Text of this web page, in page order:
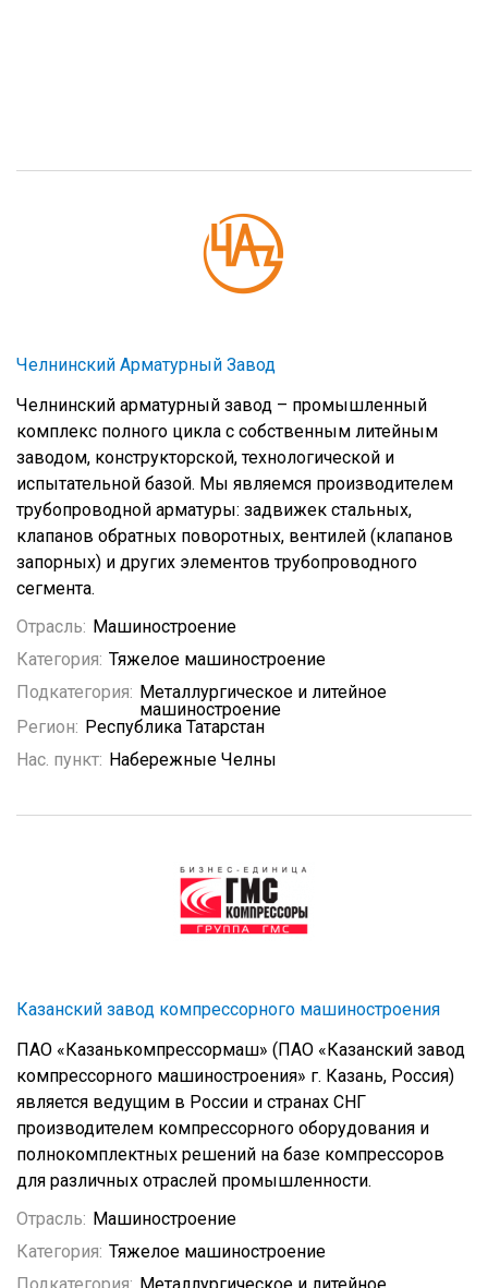
Челнинский Арматурный Завод
Челнинский арматурный завод – промышленный
комплекс полного цикла с собственным литейным
заводом, конструкторской, технологической и
испытательной базой. Мы являемся производителем
трубопроводной арматуры: задвижек стальных,
клапанов обратных поворотных, вентилей (клапанов
запорных) и других элементов трубопроводного
сегмента.
Отрасль: Машиностроение
Категория: Тяжелое машиностроение
Подкатегория: Металлургическое и литейное
машиностроение
Регион: Республика Татарстан
Нас. пункт: Набережные Челны
Казанский завод компрессорного машиностроения
ПАО «Казанькомпрессормаш» (ПАО «Казанский завод
компрессорного машиностроения» г. Казань, Россия)
является ведущим в России и странах СНГ
производителем компрессорного оборудования и
полнокомплектных решений на базе компрессоров
для различных отраслей промышленности.
Отрасль: Машиностроение
Категория: Тяжелое машиностроение